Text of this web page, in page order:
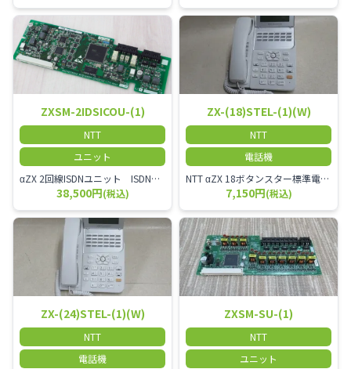
ZXSM-2IDSICOU-(1)
NTT
ユニット
αZX 2回線ISDNユニット ISDN回線を2本収容可能です。
38,500円(税込)
ZX-(18)STEL-(1)(W)
NTT
電話機
NTT αZX 18ボタンスター標準電話機(白)
7,150円(税込)
ZX-(24)STEL-(1)(W)
NTT
電話機
ZXSM-SU-(1)
NTT
ユニット